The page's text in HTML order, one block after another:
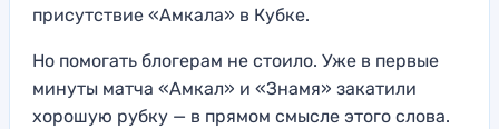
присутствие «Амкала» в Кубке.
Но помогать блогерам не стоило. Уже в первые
минуты матча «Амкал» и «Знамя» закатили
хорошую рубку — в прямом смысле этого слова.